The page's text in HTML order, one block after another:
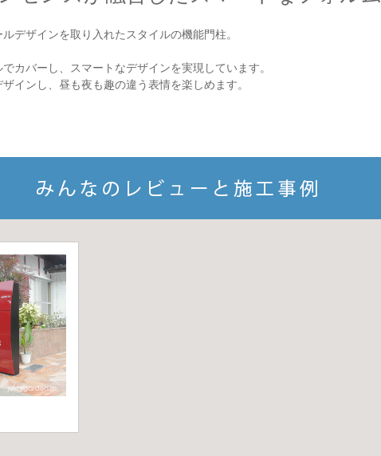
デザインを取り入れたスタイルの機能門柱。
カバーし、スマートなデザインを実現しています。
インし、昼も夜も趣の違う表情を楽しめます。